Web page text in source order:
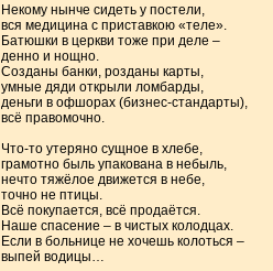
Некому нынче сидеть у постели,
вся медицина с приставкою «теле».
Батюшки в церкви тоже при деле –
денно и нощно.
Созданы банки, розданы карты,
умные дяди открыли ломбарды,
деньги в офшорах (бизнес-стандарты),
всё правомочно.
Что-то утеряно сущное в хлебе,
грамотно быль упакована в небыль,
нечто тяжёлое движется в небе,
точно не птицы.
Всё покупается, всё продаётся.
Наше спасение – в чистых колодцах.
Если в больнице не хочешь колоться –
выпей водицы…